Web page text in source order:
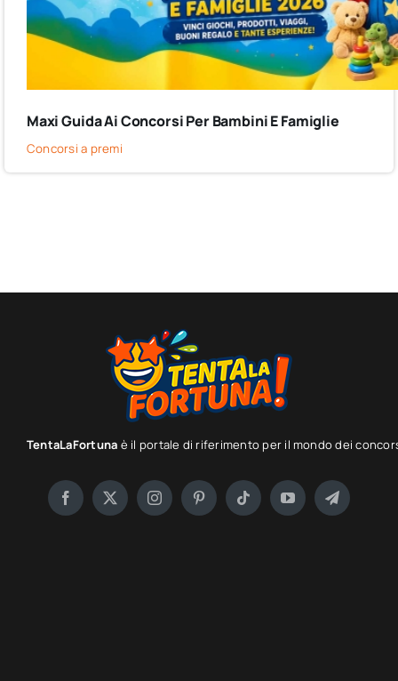
Maxi Guida Ai Concorsi Per Bambini E Famiglie
Concorsi a premi
TentaLaFortuna è il portale di riferimento per il mondo dei